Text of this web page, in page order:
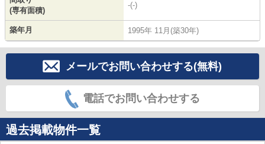
(専有面積)
-(-)
築年月 1995年 11月(築30年)
メールでお問い合わせする(無料)
電話でお問い合わせする
過去掲載物件一覧